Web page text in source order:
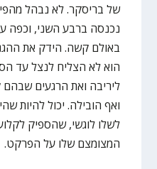
של בריסקר. לא נבהל
נכנסה ברבע השני, וכפה
באולם קשה. הידק את
הוא לא הצליח לנצל עד
ליריבה ואת הרגעים שבהם
ואף הובילה. יכול להיות
לשלו לוגשי, שהספיק
המצומצם שלו על הפרקט.